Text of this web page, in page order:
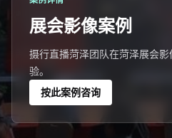
展会影像案例
摄行直播菏泽团队在菏泽展会
验。
按此案例咨询